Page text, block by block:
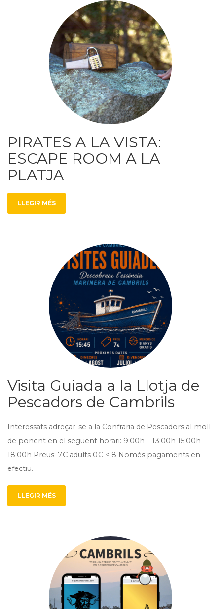
PIRATES A LA VISTA:
ESCAPE ROOM A LA
PLATJA
LLEGIR MÉS
Visita Guiada a la Llotja de
Pescadors de Cambrils
Interessats adreçar-se a la Confraria de Pescadors al moll
de ponent en el següent horari: 9:00h – 13:00h 15:00h –
18:00h Preus: 7€ adults 0€ < 8 Només pagaments en
efectiu.
LLEGIR MÉS